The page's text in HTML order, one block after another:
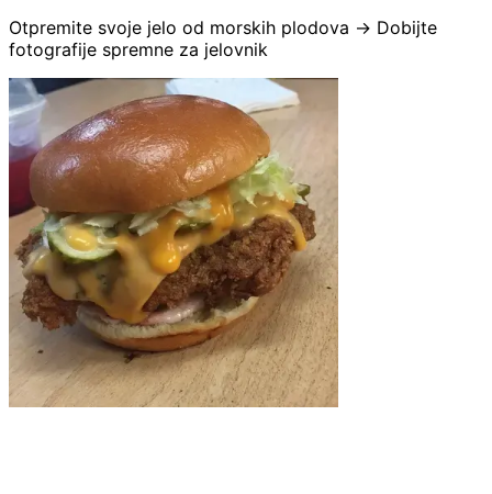
Otpremite svoje jelo od morskih plodova → Dobijte
fotografije spremne za jelovnik